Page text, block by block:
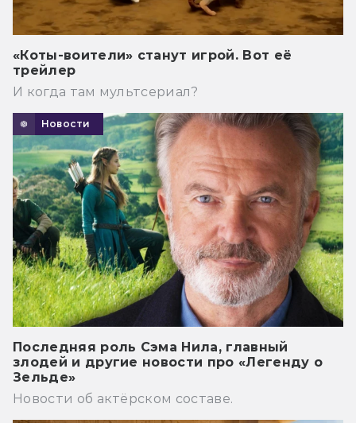
«Коты-воители» станут игрой. Вот её
трейлер
И когда там мультсериал?
Новости
Последняя роль Сэма Нила, главный
злодей и другие новости про «Легенду о
Зельде»
Новости об актёрском составе.